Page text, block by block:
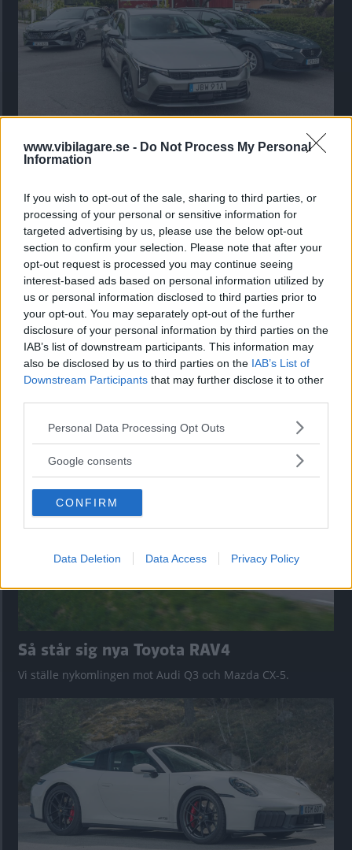
www.vibilagare.se - Do Not Process My Personal
Information
If you wish to opt-out of the sale, sharing to third parties, or
processing of your personal or sensitive information for
targeted advertising by us, please use the below opt-out
section to confirm your selection. Please note that after your
opt-out request is processed you may continue seeing
interest-based ads based on personal information utilized by
us or personal information disclosed to third parties prior to
your opt-out. You may separately opt-out of the further
disclosure of your personal information by third parties on the
IAB’s list of downstream participants. This information may
also be disclosed by us to third parties on the IAB’s List of
Downstream Participants that may further disclose it to other
Please note that this website/app uses one or more Google
not limited to your visit or usage behaviour. You may click to
use your data for below specified purposes in below Google
consent section.
Personal Data Processing Opt Outs
Google consents
CONFIRM
Data Deletion Data Access Privacy Policy
Kia utmanar i kombiklassen – blir omkörd
av ”gamlingen”
”God chans att bli ny favorit”
Utbudet av terrängdugliga kombibilar har krympt men fylls
nu på av eldrivna Toyota bZ4X Touring. Vi provkör.
Så står sig nya Toyota RAV4
Vi ställe nykomlingen mot Audi Q3 och Mazda CX-5.